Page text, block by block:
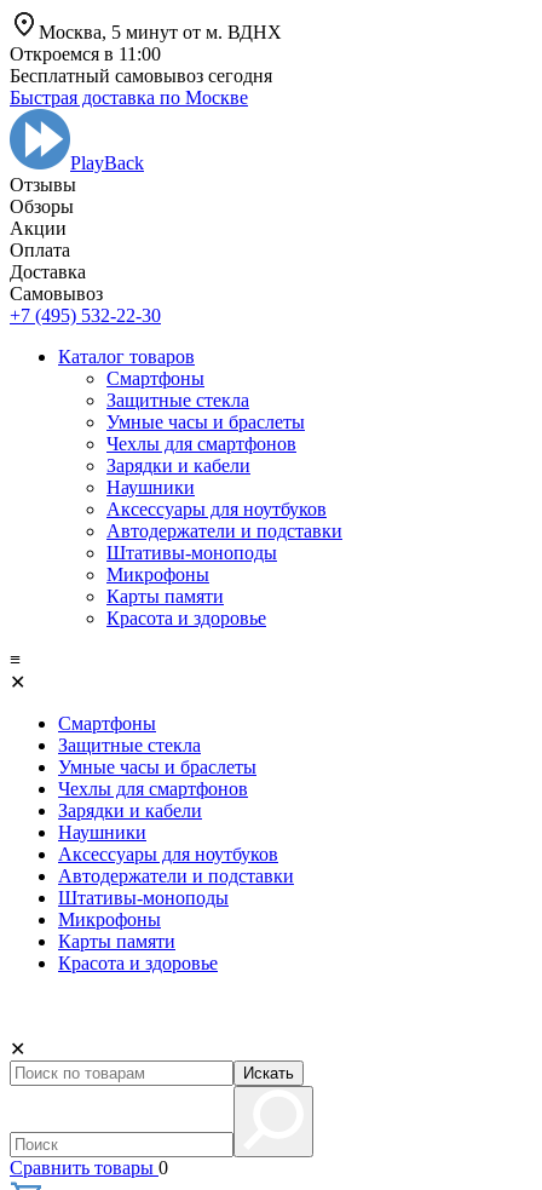
Москва, 5 минут от м. ВДНХ
Откроемся в 11:00
Бесплатный самовывоз сегодня
Быстрая доставка по Москве
PlayBack
Отзывы
Обзоры
Aкции
Оплата
Доставка
Самовывоз
+7 (495) 532-22-30
Каталог товаров
Смартфоны
Защитные стекла
Умные часы и браслеты
Чехлы для смартфонов
Зарядки и кабели
Наушники
Аксессуары для ноутбуков
Автодержатели и подставки
Штативы-моноподы
Микрофоны
Карты памяти
Красота и здоровье
≡
✕
Смартфоны
Защитные стекла
Умные часы и браслеты
Чехлы для смартфонов
Зарядки и кабели
Наушники
Аксессуары для ноутбуков
Автодержатели и подставки
Штативы-моноподы
Микрофоны
Карты памяти
Красота и здоровье
✕
Искать
Сравнить товары 0